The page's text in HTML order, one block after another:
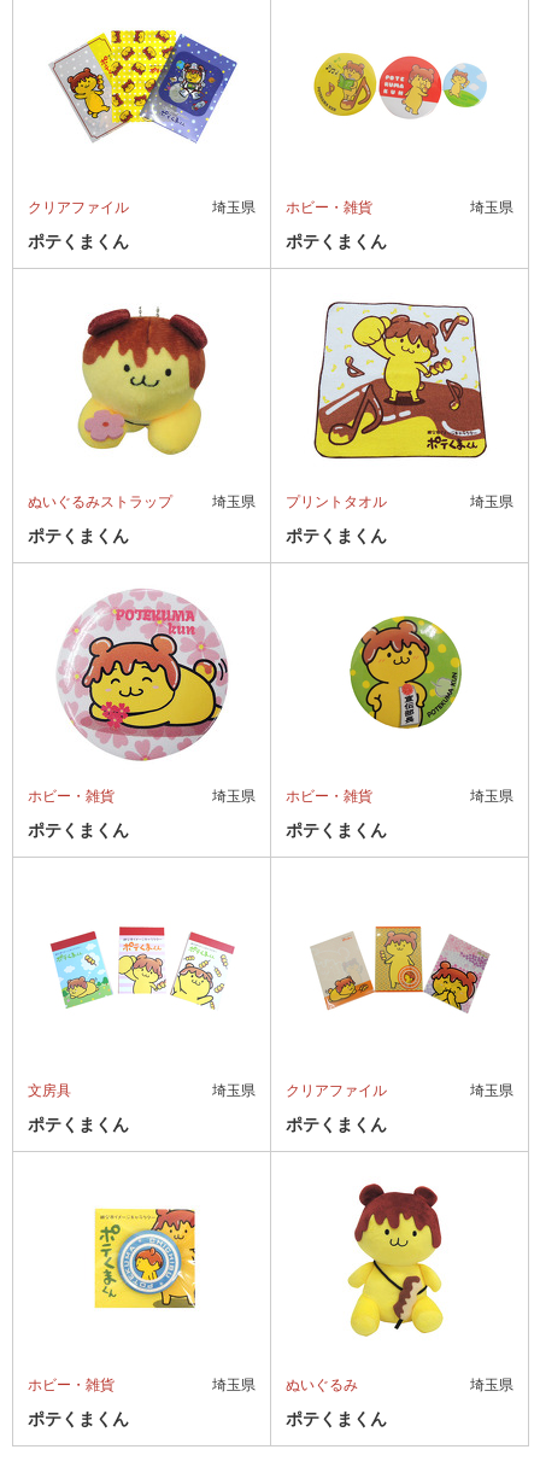
クリアファイル 埼玉県
ポテくまくん
ホビー・雑貨 埼玉県
ポテくまくん
ぬいぐるみストラップ 埼玉県
ポテくまくん
プリントタオル 埼玉県
ポテくまくん
ホビー・雑貨 埼玉県
ポテくまくん
ホビー・雑貨 埼玉県
ポテくまくん
文房具 埼玉県
ポテくまくん
クリアファイル 埼玉県
ポテくまくん
ホビー・雑貨 埼玉県
ポテくまくん
ぬいぐるみ 埼玉県
ポテくまくん